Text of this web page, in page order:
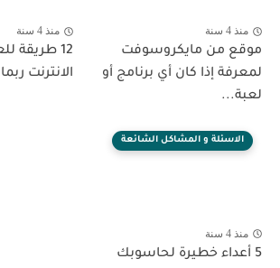
منذ 4 سنة
موقع من مايكروسوفت
لمعرفة إذا كان أي برنامج أو
لعبة...
منذ 4 سنة
12 طريقة
الانترنت
الاسئلة و المشاكل الشائعة
منذ 4 سنة
5 أعداء خطيرة لحاسوبك